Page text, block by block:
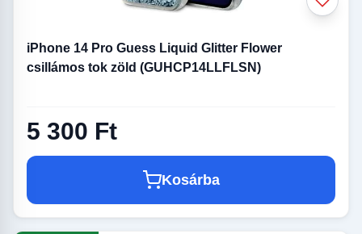
iPhone 14 Pro Guess Liquid Glitter Flower
csillámos tok zöld (GUHCP14LLFLSN)
5 300 Ft
Kosárba